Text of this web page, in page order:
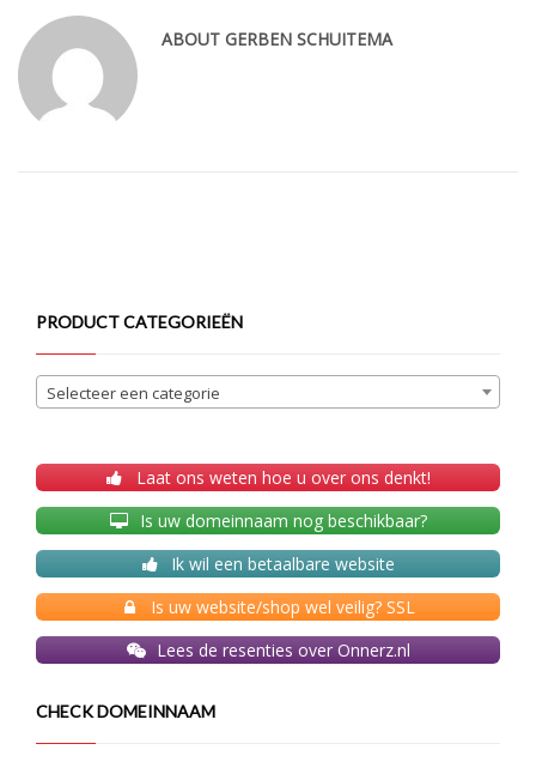
ABOUT GERBEN SCHUITEMA
PRODUCT CATEGORIEËN
Selecteer een categorie
Laat ons weten hoe u over ons denkt!
Is uw domeinnaam nog beschikbaar?
Ik wil een betaalbare website
Is uw website/shop wel veilig? SSL
Lees de resenties over Onnerz.nl
CHECK DOMEINNAAM